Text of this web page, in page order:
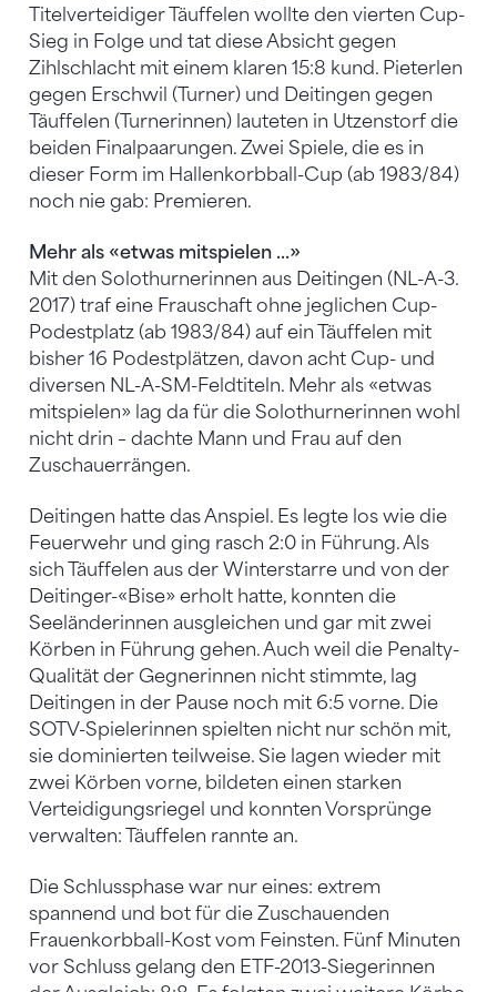
Titelverteidiger Täuffelen wollte den vierten Cup-
Sieg in Folge und tat diese Absicht gegen
Zihlschlacht mit einem klaren 15:8 kund. Pieterlen
gegen Erschwil (Turner) und Deitingen gegen
Täuffelen (Turnerinnen) lauteten in Utzenstorf die
beiden Finalpaarungen. Zwei Spiele, die es in
dieser Form im Hallenkorbball-Cup (ab 1983/84)
noch nie gab: Premieren.
Mehr als «etwas mitspielen …»
Mit den Solothurnerinnen aus Deitingen (NL-A-3.
2017) traf eine Frauschaft ohne jeglichen Cup-
Podestplatz (ab 1983/84) auf ein Täuffelen mit
bisher 16 Podestplätzen, davon acht Cup- und
diversen NL-A-SM-Feldtiteln. Mehr als «etwas
mitspielen» lag da für die Solothurnerinnen wohl
nicht drin – dachte Mann und Frau auf den
Zuschauerrängen.
Deitingen hatte das Anspiel. Es legte los wie die
Feuerwehr und ging rasch 2:0 in Führung. Als
sich Täuffelen aus der Winterstarre und von der
Deitinger-«Bise» erholt hatte, konnten die
Seeländerinnen ausgleichen und gar mit zwei
Körben in Führung gehen. Auch weil die Penalty-
Qualität der Gegnerinnen nicht stimmte, lag
Deitingen in der Pause noch mit 6:5 vorne. Die
SOTV-Spielerinnen spielten nicht nur schön mit,
sie dominierten teilweise. Sie lagen wieder mit
zwei Körben vorne, bildeten einen starken
Verteidigungsriegel und konnten Vorsprünge
verwalten: Täuffelen rannte an.
Die Schlussphase war nur eines: extrem
spannend und bot für die Zuschauenden
Frauenkorbball-Kost vom Feinsten. Fünf Minuten
vor Schluss gelang den ETF-2013-Siegerinnen